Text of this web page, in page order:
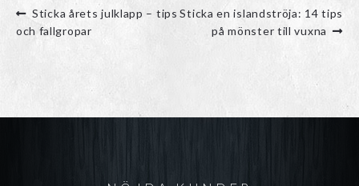
Inläggsnavigering
Föregående
inlägg:
Sticka årets julklapp – tips
och fallgropar
Nästa
inlägg:
Sticka en islandströja: 14 tips
på mönster till vuxna